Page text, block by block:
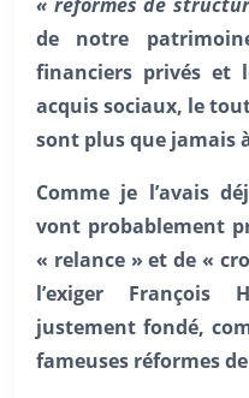
de notre
financiers privés et
acquis sociaux, le tout
sont plus que jamais
Comme je l’avais
vont probablement
« relance » et de «
l’exiger
justement fondé,
fameuses réformes